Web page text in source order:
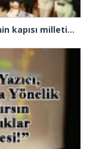
İl Başkanı Abdullah Özdemir: “AK Parti’nin kapısı milletine hizmet etmek isteyen herkese açıktır”